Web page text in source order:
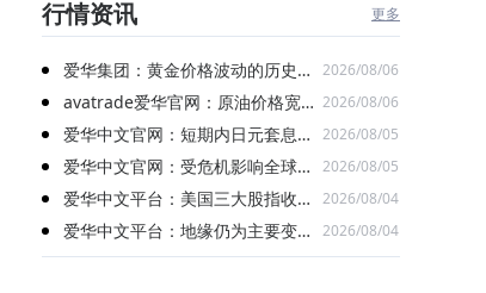
行情资讯 更多
爱华集团：黄金价格波动的历史数
据有什么规律可循？
2026/08/06
avatrade爱华官网：原油价格宽幅
震荡 乙二醇未能延续涨幅
2026/08/06
爱华中文官网：短期内日元套息交
易逆转的风险或相对较低
2026/08/05
爱华中文官网：受危机影响全球已
损失超过26亿桶石油
2026/08/05
爱华中文平台：美国三大股指收盘
涨跌不一 微软股票上涨逾1%
2026/08/04
爱华中文平台：地缘仍为主要变量
油价月度再次冲高
2026/08/04